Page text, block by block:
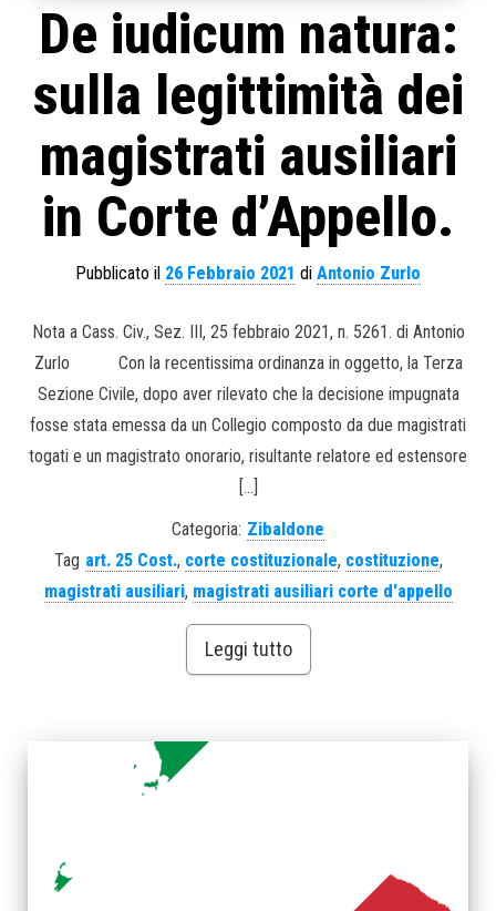
De iudicum natura:
sulla legittimità dei
magistrati ausiliari
in Corte d’Appello.
Pubblicato il 26 Febbraio 2021 di Antonio Zurlo
Nota a Cass. Civ., Sez. III, 25 febbraio 2021, n. 5261. di Antonio
Zurlo Con la recentissima ordinanza in oggetto, la Terza
Sezione Civile, dopo aver rilevato che la decisione impugnata
fosse stata emessa da un Collegio composto da due magistrati
togati e un magistrato onorario, risultante relatore ed estensore
[…]
Categoria: Zibaldone
Tag art. 25 Cost., corte costituzionale, costituzione,
magistrati ausiliari, magistrati ausiliari corte d'appello
Leggi tutto